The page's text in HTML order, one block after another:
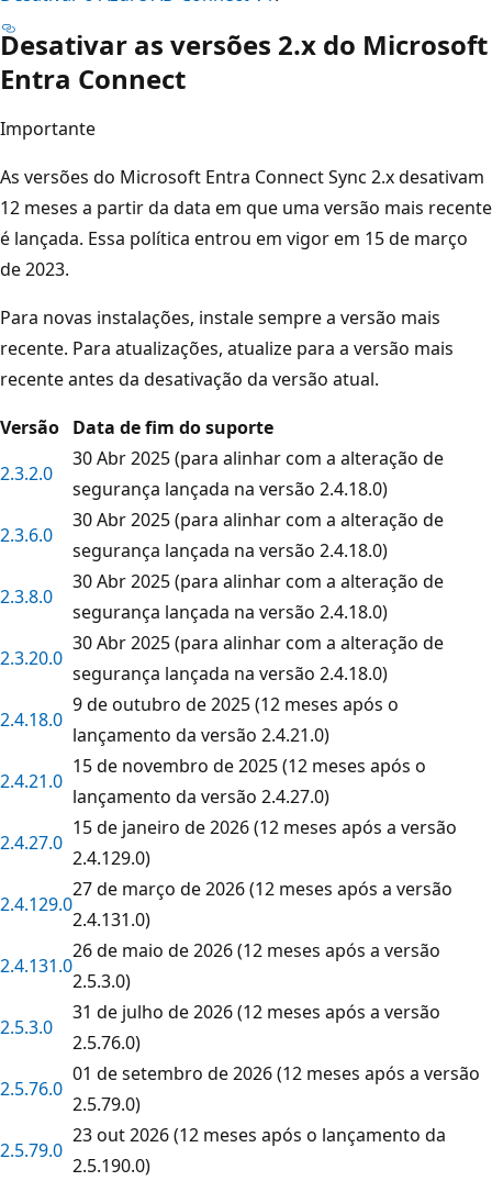
Desativar as versões 2.x do Microsoft
Entra Connect
Importante
As versões do Microsoft Entra Connect Sync 2.x desativam
12 meses a partir da data em que uma versão mais recente
é lançada. Essa política entrou em vigor em 15 de março
de 2023.
Para novas instalações, instale sempre a versão mais
recente. Para atualizações, atualize para a versão mais
recente antes da desativação da versão atual.
Versão Data de fim do suporte
2.3.2.0
30 Abr 2025 (para alinhar com a alteração de
segurança lançada na versão 2.4.18.0)
2.3.6.0
30 Abr 2025 (para alinhar com a alteração de
segurança lançada na versão 2.4.18.0)
2.3.8.0
30 Abr 2025 (para alinhar com a alteração de
segurança lançada na versão 2.4.18.0)
2.3.20.0
30 Abr 2025 (para alinhar com a alteração de
segurança lançada na versão 2.4.18.0)
2.4.18.0
9 de outubro de 2025 (12 meses após o
lançamento da versão 2.4.21.0)
2.4.21.0
15 de novembro de 2025 (12 meses após o
lançamento da versão 2.4.27.0)
2.4.27.0
15 de janeiro de 2026 (12 meses após a versão
2.4.129.0)
2.4.129.0
27 de março de 2026 (12 meses após a versão
2.4.131.0)
2.4.131.0
26 de maio de 2026 (12 meses após a versão
2.5.3.0)
2.5.3.0
31 de julho de 2026 (12 meses após a versão
2.5.76.0)
2.5.76.0
01 de setembro de 2026 (12 meses após a versão
2.5.79.0)
2.5.79.0
23 out 2026 (12 meses após o lançamento da
2.5.190.0)